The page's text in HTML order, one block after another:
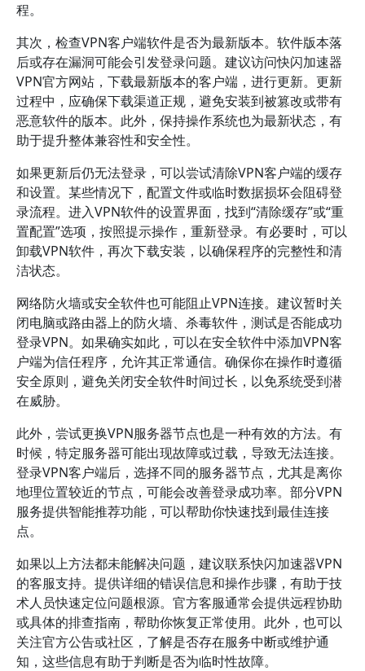
程。
其次，检查VPN客户端软件是否为最新版本。软件版本落
后或存在漏洞可能会引发登录问题。建议访问快闪加速器
VPN官方网站，下载最新版本的客户端，进行更新。更新
过程中，应确保下载渠道正规，避免安装到被篡改或带有
恶意软件的版本。此外，保持操作系统也为最新状态，有
助于提升整体兼容性和安全性。
如果更新后仍无法登录，可以尝试清除VPN客户端的缓存
和设置。某些情况下，配置文件或临时数据损坏会阻碍登
录流程。进入VPN软件的设置界面，找到“清除缓存”或“重
置配置”选项，按照提示操作，重新登录。有必要时，可以
卸载VPN软件，再次下载安装，以确保程序的完整性和清
洁状态。
网络防火墙或安全软件也可能阻止VPN连接。建议暂时关
闭电脑或路由器上的防火墙、杀毒软件，测试是否能成功
登录VPN。如果确实如此，可以在安全软件中添加VPN客
户端为信任程序，允许其正常通信。确保你在操作时遵循
安全原则，避免关闭安全软件时间过长，以免系统受到潜
在威胁。
此外，尝试更换VPN服务器节点也是一种有效的方法。有
时候，特定服务器可能出现故障或过载，导致无法连接。
登录VPN客户端后，选择不同的服务器节点，尤其是离你
地理位置较近的节点，可能会改善登录成功率。部分VPN
服务提供智能推荐功能，可以帮助你快速找到最佳连接
点。
如果以上方法都未能解决问题，建议联系快闪加速器VPN
的客服支持。提供详细的错误信息和操作步骤，有助于技
术人员快速定位问题根源。官方客服通常会提供远程协助
或具体的排查指南，帮助你恢复正常使用。此外，也可以
关注官方公告或社区，了解是否存在服务中断或维护通
知，这些信息有助于判断是否为临时性故障。